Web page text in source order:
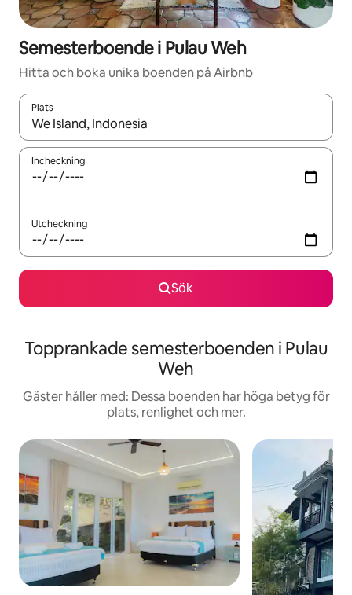
Semesterboende i Pulau Weh
Hitta och boka unika boenden på Airbnb
Plats
När resultaten är tillgängliga kan du navigera med upp- och
Incheckning
Utcheckning
Sök
Topprankade semesterboenden i Pulau
Weh
Gäster håller med: Dessa boenden har höga betyg för
plats, renlighet och mer.